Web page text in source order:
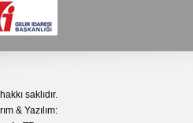
saklıdır.
& Yazılım: